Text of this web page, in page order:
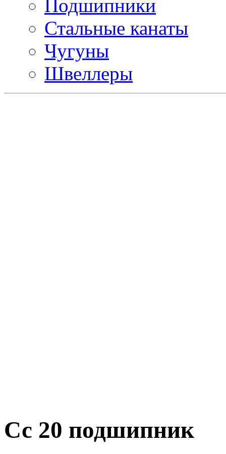
Подшипники
Стальные канаты
Чугуны
Швеллеры
Сс 20 подшипник